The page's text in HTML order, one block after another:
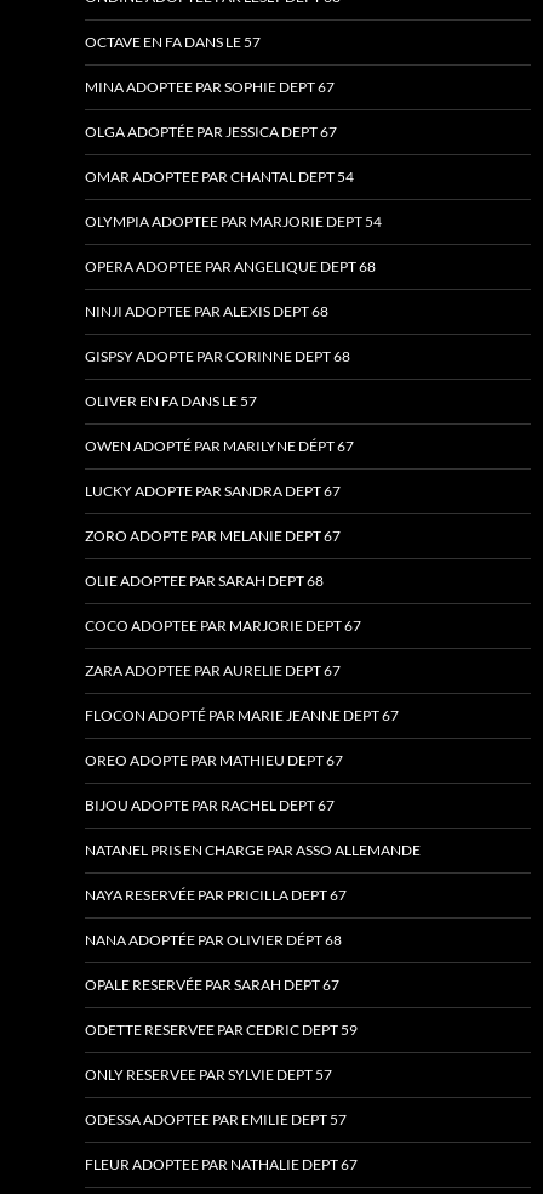
OCTAVE EN FA DANS LE 57
MINA ADOPTEE PAR SOPHIE DEPT 67
OLGA ADOPTÉE PAR JESSICA DEPT 67
OMAR ADOPTEE PAR CHANTAL DEPT 54
OLYMPIA ADOPTEE PAR MARJORIE DEPT 54
OPERA ADOPTEE PAR ANGELIQUE DEPT 68
NINJI ADOPTEE PAR ALEXIS DEPT 68
GISPSY ADOPTE PAR CORINNE DEPT 68
OLIVER EN FA DANS LE 57
OWEN ADOPTÉ PAR MARILYNE DÉPT 67
LUCKY ADOPTE PAR SANDRA DEPT 67
ZORO ADOPTE PAR MELANIE DEPT 67
OLIE ADOPTEE PAR SARAH DEPT 68
COCO ADOPTEE PAR MARJORIE DEPT 67
ZARA ADOPTEE PAR AURELIE DEPT 67
FLOCON ADOPTÉ PAR MARIE JEANNE DEPT 67
OREO ADOPTE PAR MATHIEU DEPT 67
BIJOU ADOPTE PAR RACHEL DEPT 67
NATANEL PRIS EN CHARGE PAR ASSO ALLEMANDE
NAYA RESERVÉE PAR PRICILLA DEPT 67
NANA ADOPTÉE PAR OLIVIER DÉPT 68
OPALE RESERVÉE PAR SARAH DEPT 67
ODETTE RESERVEE PAR CEDRIC DEPT 59
ONLY RESERVEE PAR SYLVIE DEPT 57
ODESSA ADOPTEE PAR EMILIE DEPT 57
FLEUR ADOPTEE PAR NATHALIE DEPT 67